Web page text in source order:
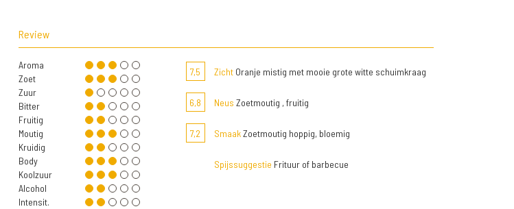
Review
Aroma
Zoet
Zuur
Bitter
Fruitig
Moutig
Kruidig
Body
Koolzuur
Alcohol
Intensit.
7,5 ZichtOranje mistig met mooie grote witte schuimkraag
6,8 Neus Zoetmoutig , fruitig
7,2 SmaakZoetmoutig hoppig, bloemig
Spijssuggestie Frituur of barbecue